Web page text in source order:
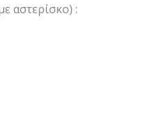
αστερίσκο) :